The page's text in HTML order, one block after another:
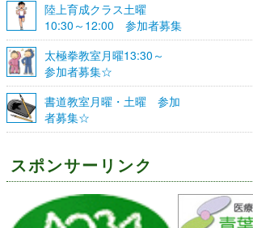
陸上育成クラス土曜
10:30～12:00 参加者募集
☆
太極拳教室月曜13:30～
参加者募集☆
書道教室月曜・土曜 参加
者募集☆
スポンサーリンク